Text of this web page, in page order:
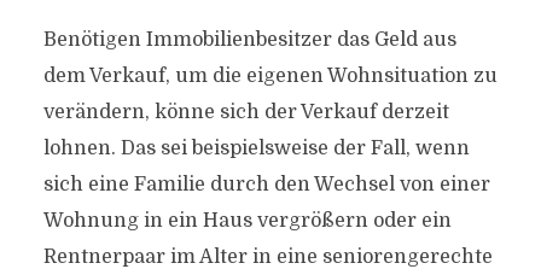
Benötigen Immobilienbesitzer das Geld aus
dem Verkauf, um die eigenen Wohnsituation zu
verändern, könne sich der Verkauf derzeit
lohnen. Das sei beispielsweise der Fall, wenn
sich eine Familie durch den Wechsel von einer
Wohnung in ein Haus vergrößern oder ein
Rentnerpaar im Alter in eine seniorengerechte